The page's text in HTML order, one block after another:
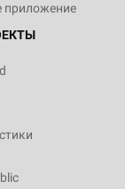
приложение